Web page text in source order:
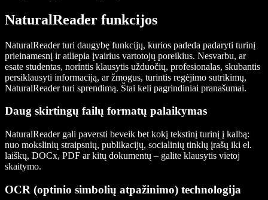
NaturalReader funkcijos
NaturalReader turi daugybę funkcijų, kurios padeda padaryti turinį
prieinamesnį ir atliepia įvairius vartotojų poreikius. Nesvarbu, ar
esate studentas, norintis klausytis užduočių, profesionalas, skubantis
persiklausyti informaciją, ar žmogus, turintis regėjimo sutrikimų,
NaturalReader turi sprendimą. Štai keli pagrindiniai pranašumai.
Daug skirtingų failų formatų palaikymas
NaturalReader gali paversti beveik bet kokį tekstinį turinį į kalbą:
nuo mokslinių straipsnių, publikacijų, socialinių tinklų įrašų iki el.
laiškų, DOCx, PDF ar kitų dokumentų – galite klausytis vietoj
skaitymo.
OCR (optinio simbolių atpažinimo) technologija